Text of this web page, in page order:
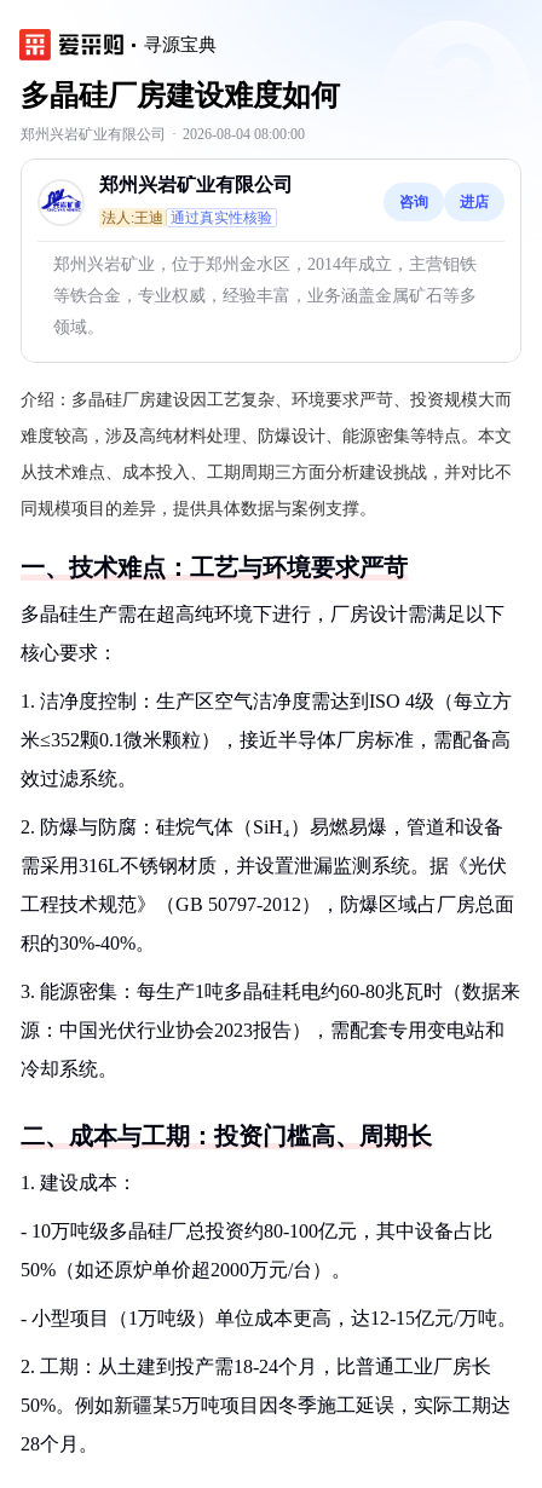
寻源宝典
多晶硅厂房建设难度如何
郑州兴岩矿业有限公司 · 2026-08-04 08:00:00
郑州兴岩矿业有限公司
法人:王迪 通过真实性核验
咨询 进店
郑州兴岩矿业，位于郑州金水区，2014年成立，主营钼铁
等铁合金，专业权威，经验丰富，业务涵盖金属矿石等多
领域。
介绍： 多晶硅厂房建设因工艺复杂、环境要求严苛、投资规模大而
难度较高，涉及高纯材料处理、防爆设计、能源密集等特点。本文
从技术难点、成本投入、工期周期三方面分析建设挑战，并对比不
同规模项目的差异，提供具体数据与案例支撑。
一、技术难点：工艺与环境要求严苛
多晶硅生产需在超高纯环境下进行，厂房设计需满足以下
核心要求：
1. 洁净度控制：生产区空气洁净度需达到ISO 4级（每立方
米≤352颗0.1微米颗粒），接近半导体厂房标准，需配备高
效过滤系统。
2. 防爆与防腐：硅烷气体（SiH₄）易燃易爆，管道和设备
需采用316L不锈钢材质，并设置泄漏监测系统。据《光伏
工程技术规范》（GB 50797-2012），防爆区域占厂房总面
积的30%-40%。
3. 能源密集：每生产1吨多晶硅耗电约60-80兆瓦时（数据来
源：中国光伏行业协会2023报告），需配套专用变电站和
冷却系统。
二、成本与工期：投资门槛高、周期长
1. 建设成本：
- 10万吨级多晶硅厂总投资约80-100亿元，其中设备占比
50%（如还原炉单价超2000万元/台）。
- 小型项目（1万吨级）单位成本更高，达12-15亿元/万吨。
2. 工期：从土建到投产需18-24个月，比普通工业厂房长
50%。例如新疆某5万吨项目因冬季施工延误，实际工期达
28个月。